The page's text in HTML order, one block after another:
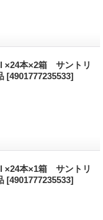
×24本×2箱 サントリ
[4901777235533]
×24本×1箱 サントリ
[4901777235533]